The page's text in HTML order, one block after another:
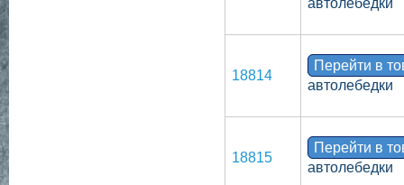
автолебедки
18814
Перейти в
автолебедки
18815
Перейти в
автолебедки